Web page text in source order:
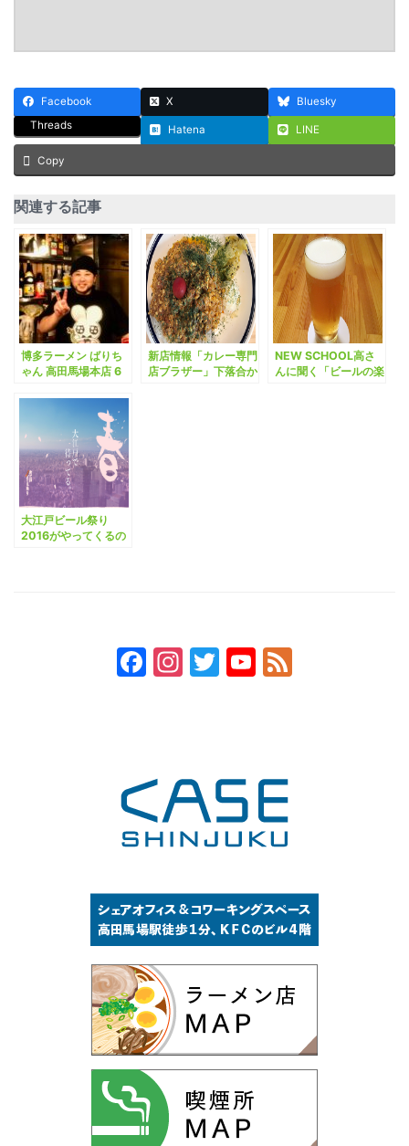
Facebook X
Bluesky
Threads
Hatena LINE
Copy
関連する記事
博多ラーメン ばりち
ゃん 高田馬場本店 6
プンに行ってきた
新店情報「カレー専門
店ブラザー」下落合か
NEW SCHOOL高さ
んに聞く「ビールの楽
大江戸ビール祭り
2016がやってくるの
Facebook
Instagram
TwitterYouTube